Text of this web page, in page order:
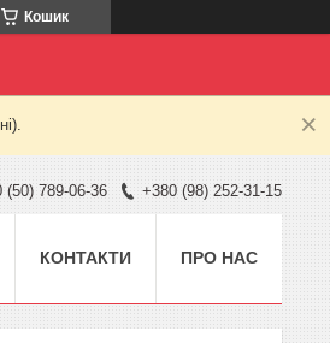
Кошик
(50) 789-06-36 +380 (98) 252-31-15
КОНТАКТИ ПРО НАС